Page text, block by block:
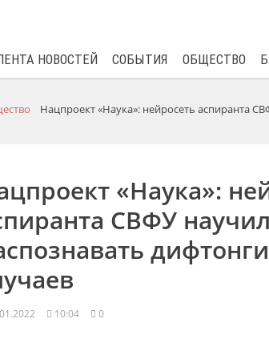
НОВОСТЕЙ СОБЫТИЯ ОБЩЕСТВО
Нацпроект «Наука»: нейросеть аспиранта
«Наука»:
СВФУ
10:04 0